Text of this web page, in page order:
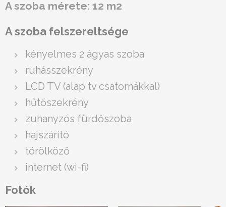
A szoba mérete: 12 m2
A szoba felszereltsége
kényelmes 2 ágyas szoba
ruhásszekrény
LCD TV (alap tv csatornákkal)
hűtőszekrény
zuhanyzós fürdőszoba
hajszárító
törölköző
internet (wi-fi)
Fotók